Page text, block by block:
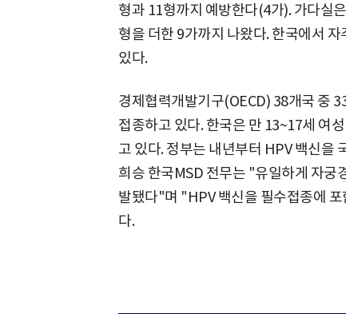
형과 11형까지 예방한다(4가). 가다실
형을 더한 9가까지 나왔다. 한국에서
있다.
경제협력개발기구(OECD) 38개국 중
접종하고 있다. 한국은 만 13~17세 여
고 있다. 정부는 내년부터 HPV 백신을
희승 한국MSD 전무는 "유일하게 자궁
발됐다"며 "HPV 백신을 필수접종에
다.